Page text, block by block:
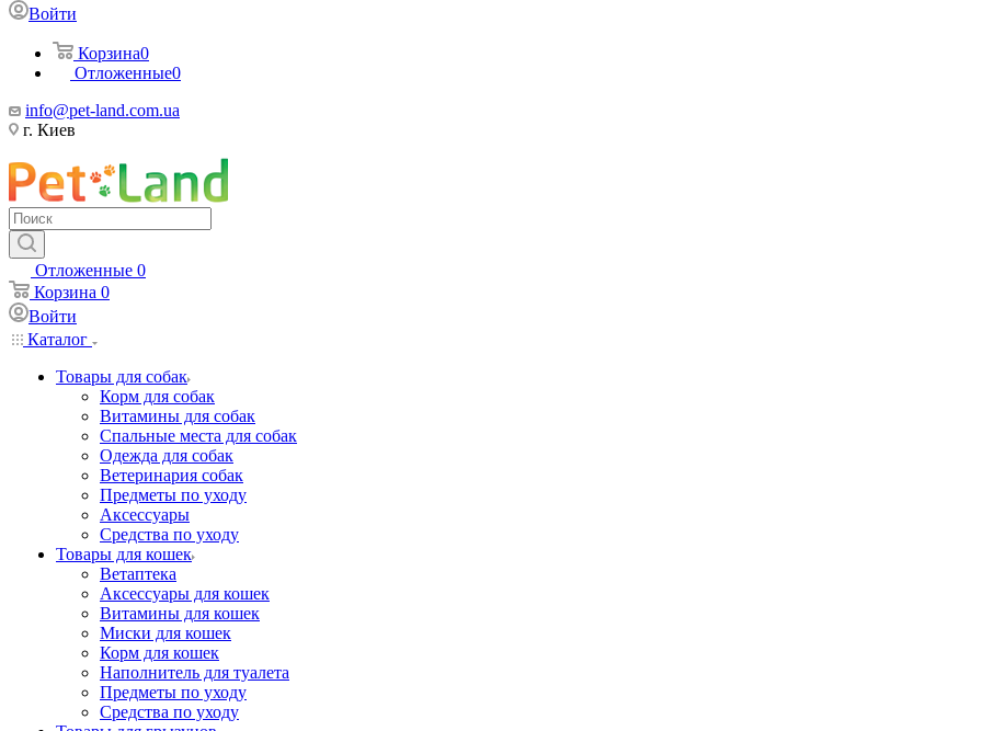
Войти
Корзина0
Отложенные0
info@pet-land.com.ua
г. Киев
Отложенные 0
Корзина 0
Войти
Каталог
Товары для собак
Корм для собак
Витамины для собак
Спальные места для собак
Одежда для собак
Ветеринария собак
Предметы по уходу
Аксессуары
Средства по уходу
Товары для кошек
Ветаптека
Аксессуары для кошек
Витамины для кошек
Миски для кошек
Корм для кошек
Наполнитель для туалета
Предметы по уходу
Средства по уходу